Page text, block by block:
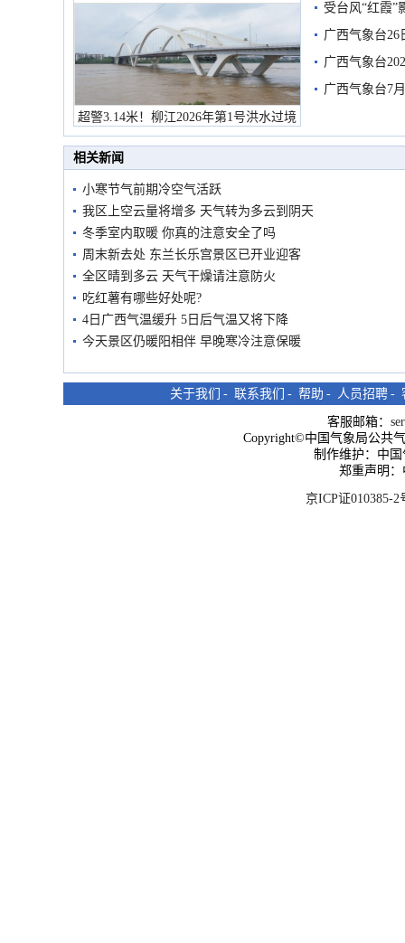
超警3.14米！柳江2026年第1号洪水过境
市民在堤岸见证汛况
受台风“红霞”
有较强降雨
广西气象台26
广西气象台
预警
广西气象台7
相关新闻
小寒节气前期冷空气活跃
我区上空云量将增多 天气转为多云到阴天
冬季室内取暖 你真的注意安全了吗
周末新去处 东兰长乐宫景区已开业迎客
全区晴到多云 天气干燥请注意防火
吃红薯有哪些好处呢?
4日广西气温缓升 5日后气温又将下降
今天景区仍暖阳相伴 早晚寒冷注意保暖
关于我们 - 联系我们 - 帮助 - 人员招聘 -
客服邮箱：
Copyright©中国气象局公共
制作维护：中
郑重声明
京ICP证010385-2